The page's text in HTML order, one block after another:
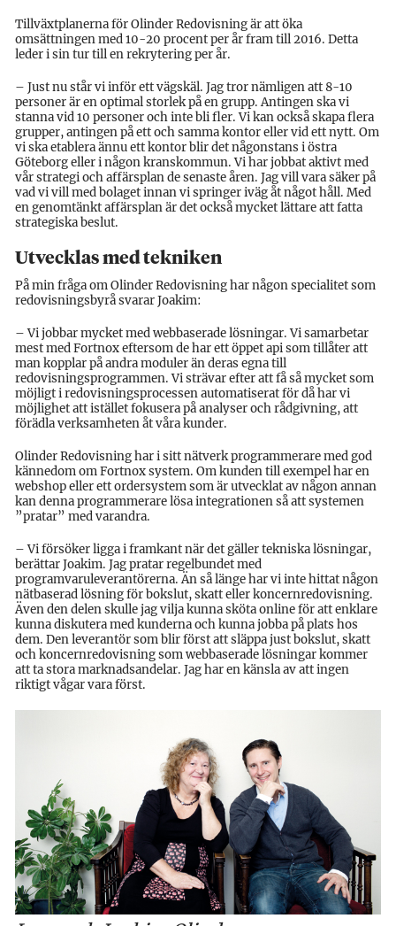
Tillväxtplanerna för Olinder Redovisning är att öka
omsättningen med 10-20 procent per år fram till 2016. Detta
leder i sin tur till en rekrytering per år.
– Just nu står vi inför ett vägskäl. Jag tror nämligen att 8-10
personer är en optimal storlek på en grupp. Antingen ska vi
stanna vid 10 personer och inte bli fler. Vi kan också skapa flera
grupper, antingen på ett och samma kontor eller vid ett nytt. Om
vi ska etablera ännu ett kontor blir det någonstans i östra
Göteborg eller i någon kranskommun. Vi har jobbat aktivt med
vår strategi och affärsplan de senaste åren. Jag vill vara säker på
vad vi vill med bolaget innan vi springer iväg åt något håll. Med
en genomtänkt affärsplan är det också mycket lättare att fatta
strategiska beslut.
Utvecklas med tekniken
På min fråga om Olinder Redovisning har någon specialitet som
redovisningsbyrå svarar Joakim:
– Vi jobbar mycket med webbaserade lösningar. Vi samarbetar
mest med Fortnox eftersom de har ett öppet api som tillåter att
man kopplar på andra moduler än deras egna till
redovisningsprogrammen. Vi strävar efter att få så mycket som
möjligt i redovisningsprocessen automatiserat för då har vi
möjlighet att istället fokusera på analyser och rådgivning, att
förädla verksamheten åt våra kunder.
Olinder Redovisning har i sitt nätverk programmerare med god
kännedom om Fortnox system. Om kunden till exempel har en
webshop eller ett ordersystem som är utvecklat av någon annan
kan denna programmerare lösa integrationen så att systemen
”pratar” med varandra.
– Vi försöker ligga i framkant när det gäller tekniska lösningar,
berättar Joakim. Jag pratar regelbundet med
programvaruleverantörerna. Än så länge har vi inte hittat någon
nätbaserad lösning för bokslut, skatt eller koncernredovisning.
Även den delen skulle jag vilja kunna sköta online för att enklare
kunna diskutera med kunderna och kunna jobba på plats hos
dem. Den leverantör som blir först att släppa just bokslut, skatt
och koncernredovisning som webbaserade lösningar kommer
att ta stora marknadsandelar. Jag har en känsla av att ingen
riktigt vågar vara först.